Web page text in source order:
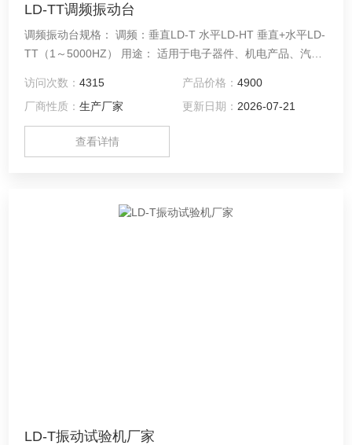
LD-TT调频振动台
调频振动台规格： 调频：垂直LD-T 水平LD-HT 垂直+水平LD-
TT（1～5000HZ） 用途： 适用于电子器件、机电产品、汽车
测产品在运送、使用中产生的碰撞及振动，提早知道产品或产
品部件的耐振动试验。
访问次数：4315 产品价格： 4900
厂商性质：生产厂家 更新日期： 2026-07-21
查看详情
LD-T振动试验机厂家